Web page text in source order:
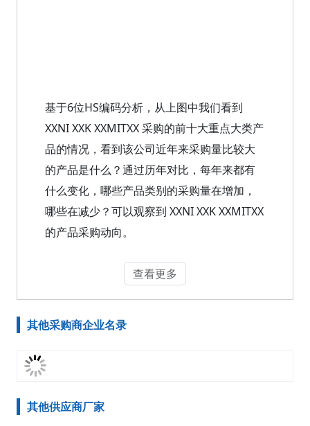
基于6位HS编码分析，从上图中我们看到
XXNI XXK XXMITXX 采购的前十大重点大类产
品的情况，看到该公司近年来采购量比较大
的产品是什么？通过历年对比，每年来都有
什么变化，哪些产品类别的采购量在增加，
哪些在减少？可以观察到 XXNI XXK XXMITXX
的产品采购动向。
查看更多
其他采购商企业名录
其他供应商厂家